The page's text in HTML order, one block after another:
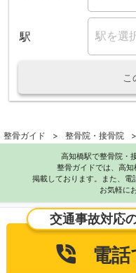
駅
こ
整骨ガイド 整骨院・接骨院
高知橋駅で整骨院・
整骨ガイドでは、高
掲載しております。また、電
お気軽に
交通事故対応
電